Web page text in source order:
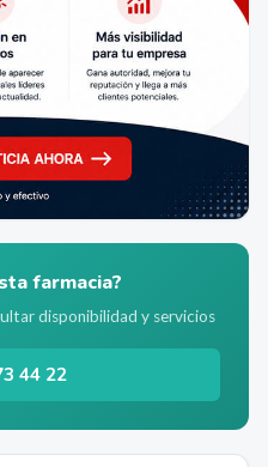
farmacia?
disponibilidad y servicios
44 22